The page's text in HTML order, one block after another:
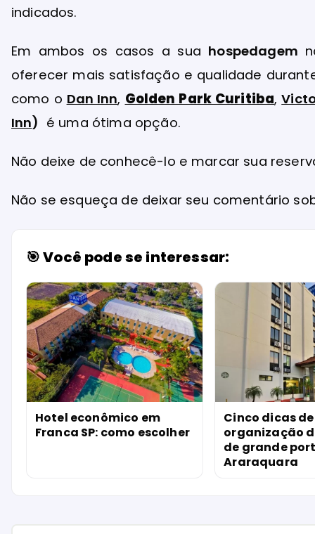
indicados.
Em ambos os casos a sua hospedagem
oferecer mais satisfação e qualidade
como o Dan Inn, Golden Park Curitiba,
Inn) é uma ótima opção.
Não deixe de conhecê-lo e marcar sua
Não se esqueça de deixar seu comentário
🎯 Você pode se interessar:
Hotel econômico em
Franca SP: como escolher
Cinco dicas de
organização
de grande
Araraquara